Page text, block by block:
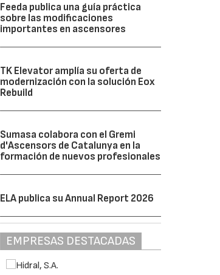
Feeda publica una guía práctica
sobre las modificaciones
importantes en ascensores
TK Elevator amplía su oferta de
modernización con la solución Eox
Rebuild
Sumasa colabora con el Gremi
d'Ascensors de Catalunya en la
formación de nuevos profesionales
ELA publica su Annual Report 2026
EMPRESAS DESTACADAS